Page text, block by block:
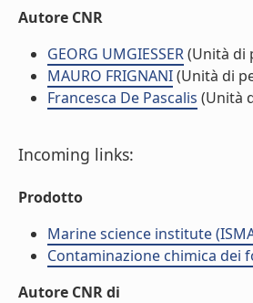
Autore CNR
GEORG UMGIESSER(Unità di
MAURO FRIGNANI(Unità di
Francesca De Pascalis (Unità
Incoming links:
Prodotto
Marine science institute
Contaminazione chimica dei
Autore CNR di